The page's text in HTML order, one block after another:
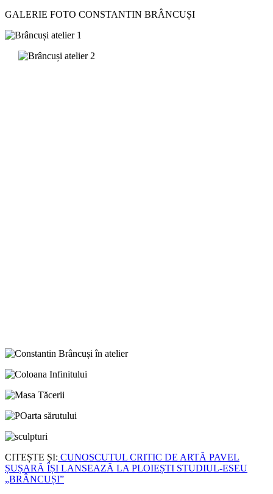
GALERIE FOTO CONSTANTIN BRÂNCUȘI
CITEȘTE ȘI: CUNOSCUTUL CRITIC DE ARTĂ PAVEL
ȘUȘARĂ ÎȘI LANSEAZĂ LA PLOIEȘTI STUDIUL-ESEU
„BRÂNCUȘI”